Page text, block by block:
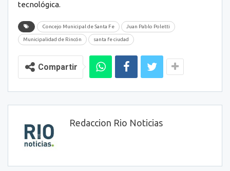
tecnológica.
Concejo Municipal de Santa Fe Juan Pablo Poletti
Municipalidad de Rincón santa fe ciudad
Compartir
Redaccion Rio Noticias